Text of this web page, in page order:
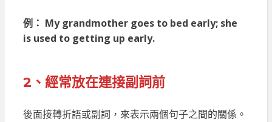
例： My grandmother goes to bed early; she
is used to getting up early.
2、經常放在連接副詞前
後面接轉折語或副詞，來表示兩個句子之間的關係。